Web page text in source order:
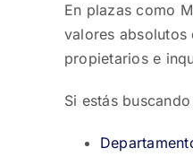
En plazas como
valores absolutos
propietarios e
Si estás